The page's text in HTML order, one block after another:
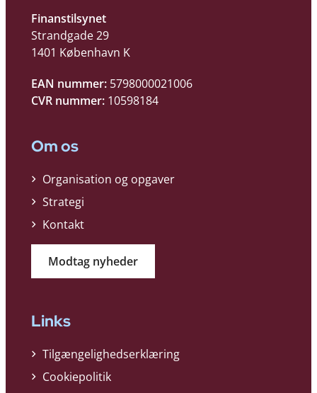
Finanstilsynet
Strandgade 29
1401 København K
EAN nummer: 5798000021006
CVR nummer: 10598184
Om os
Organisation og opgaver
Strategi
Kontakt
Modtag nyheder
Links
Tilgængelighedserklæring
Cookiepolitik